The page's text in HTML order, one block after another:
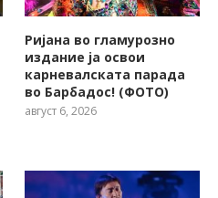
Ријана во гламурозно
издание ја освои
карневалската парада
во Барбадос! (ФОТО)
август 6, 2026